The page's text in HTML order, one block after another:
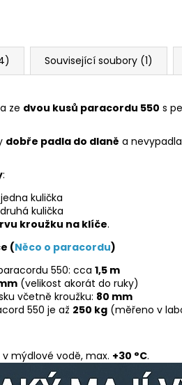
Související soubory (1)
ze dvou kusů paracordu 550 s
dobře padla do dlaně a
:
kulička
kulička
kroužku na klíče.
(Něco o paracordu)
550: cca 1,5 m
(velikost akorát do ruky)
včetně kroužku: 80 mm
550 je až 250 kg (měřeno v
mýdlové vodě, max. +30 °C.